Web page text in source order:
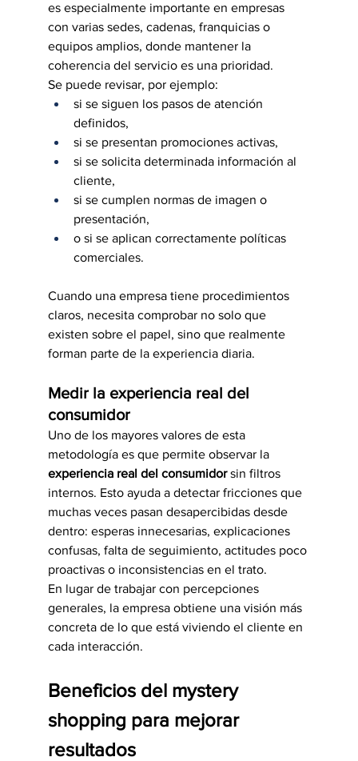
es especialmente importante en empresas
con varias sedes, cadenas, franquicias o
equipos amplios, donde mantener la
coherencia del servicio es una prioridad.
Se puede revisar, por ejemplo:
si se siguen los pasos de atención
definidos,
si se presentan promociones activas,
si se solicita determinada información al
cliente,
si se cumplen normas de imagen o
presentación,
o si se aplican correctamente políticas
comerciales.
Cuando una empresa tiene procedimientos
claros, necesita comprobar no solo que
existen sobre el papel, sino que realmente
forman parte de la experiencia diaria.
Medir la experiencia real del
consumidor
Uno de los mayores valores de esta
metodología es que permite observar la
experiencia real del consumidor sin filtros
internos. Esto ayuda a detectar fricciones que
muchas veces pasan desapercibidas desde
dentro: esperas innecesarias, explicaciones
confusas, falta de seguimiento, actitudes poco
proactivas o inconsistencias en el trato.
En lugar de trabajar con percepciones
generales, la empresa obtiene una visión más
concreta de lo que está viviendo el cliente en
cada interacción.
Beneficios del mystery
shopping para mejorar
resultados